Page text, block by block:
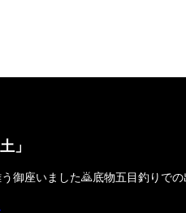
」
御座いました🙇底物五目釣りで